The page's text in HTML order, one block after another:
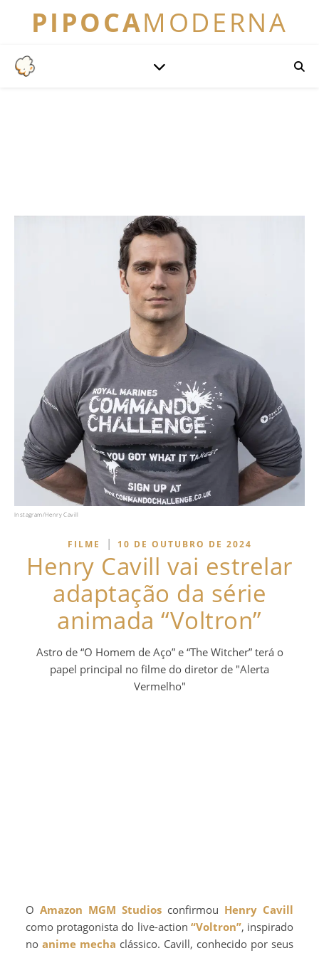
PIPOCAMODERNA
Instagram/Henry Cavill
FILME | 10 DE OUTUBRO DE 2024
Henry Cavill vai estrelar
adaptação da série
animada “Voltron”
Astro de “O Homem de Aço” e “The Witcher” terá o
papel principal no filme do diretor de "Alerta
Vermelho"
Amazon MGM Studios confirmou Henry Cavill
como protagonista do live-action “Voltron”, inspirado
no anime mecha clássico. Cavill, conhecido por seus